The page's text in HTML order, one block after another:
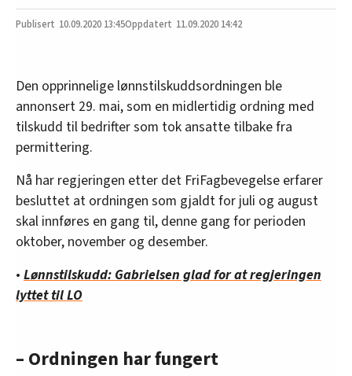
10.09.2020 13:45 11.09.2020 14:42
Den opprinnelige lønnstilskuddsordningen ble
annonsert 29. mai, som en midlertidig ordning med
tilskudd til bedrifter som tok ansatte tilbake fra
permittering.
Nå har regjeringen etter det FriFagbevegelse erfarer
besluttet at ordningen som gjaldt for juli og august
skal innføres en gang til, denne gang for perioden
oktober, november og desember.
• Lønnstilskudd: Gabrielsen glad for at regjeringen
lyttet til LO
– Ordningen har fungert